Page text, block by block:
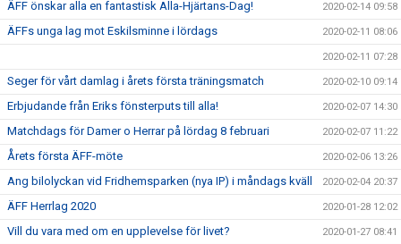
ÄFF önskar alla en fantastisk Alla-Hjärtans-Dag! 2020-02-14 09:58
ÄFFs unga lag mot Eskilsminne i lördags 2020-02-11 08:06
2020-02-11 07:28
Seger för vårt damlag i årets första träningsmatch 2020-02-10 09:14
Erbjudande från Eriks fönsterputs till alla! 2020-02-07 14:30
Matchdags för Damer o Herrar på lördag 8 februari 2020-02-07 11:22
Årets första ÄFF-möte 2020-02-06 13:26
Ang bilolyckan vid Fridhemsparken (nya IP) i måndags kväll 2020-02-04 20:37
ÄFF Herrlag 2020 2020-01-28 12:02
Vill du vara med om en upplevelse för livet? 2020-01-27 08:41